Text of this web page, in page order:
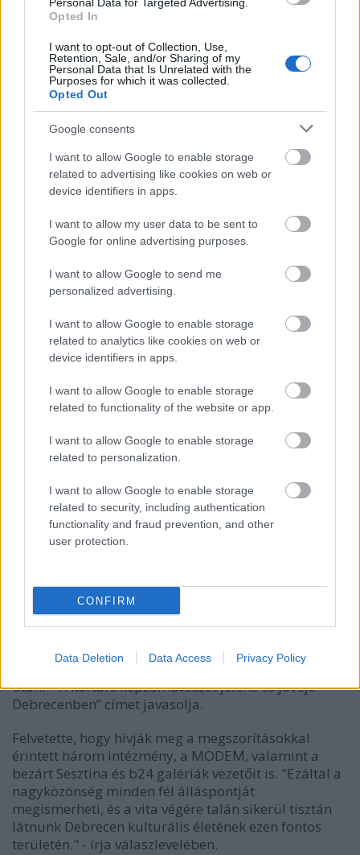
Opted In
I want to opt-out of Collection, Use,
Retention, Sale, and/or Sharing of my
Personal Data that Is Unrelated with the
Purposes for which it was collected.
Opted Out
Google consents
I want to allow Google to enable storage
related to advertising like cookies on web or
device identifiers in apps.
I want to allow my user data to be sent to
Google for online advertising purposes.
I want to allow Google to send me
personalized advertising.
I want to allow Google to enable storage
related to analytics like cookies on web or
device identifiers in apps.
I want to allow Google to enable storage
related to functionality of the website or app.
I want to allow Google to enable storage
related to personalization.
I want to allow Google to enable storage
related to security, including authentication
functionality and fraud prevention, and other
user protection.
CONFIRM
Data Deletion Data Access Privacy Policy
- írta Szabó, kifejtve, hogy egy Puskás István számára
személyesen fontos nagyszabású kiállítás miatt nem
jut pénz a dolgozók több mint 20%-ának
foglalkoztatására.
Az alpolgármester azonnal reagált
Puskás nem hagyta szó nélkül Szabó megjegyzését.
Néhány órán belül előbb Szabó Facebook-posztja
alatt, majd saját oldalánis megírta:
Mivel az Ön által felvetett kritikai
észrevételek megválaszolása (nem
lájkvadász, provokatív odamondogatás
formátumban, hanem érdemi érveket
felvonultatva) bőven meghaladja egy
indítványozom, üljünk le vitázni a
város nyilvánossága előtt, akár már
holnap is."
érintetteket is meghívná
Szabó Bence ma reggel válaszolt az
alpolgármesternek, levelét nyilvánosan is
megosztotta Facebook-oldalán. A vitát vállalja,
“Mi lesz a Sesztina és a b24 bezárása
után? - A kortárs képzőművészet jelene és jövője
Debrecenben” címet javasolja.
Felvetette, hogy hívják meg a megszorításokkal
érintett három intézmény, a MODEM, valamint a
bezárt Sesztina és b24 galériák vezetőit is. "Ezáltal a
nagyközönség minden fél álláspontját
megismerheti, és a vita végére talán sikerül tisztán
látnunk Debrecen kulturális életének ezen fontos
területén." - írja válaszlevelében.